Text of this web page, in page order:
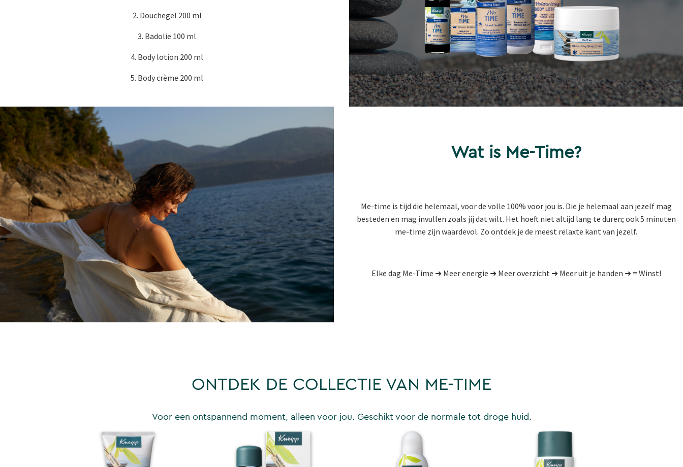
2. Douchegel 200 ml
3. Badolie 100 ml
4. Body lotion 200 ml
5. Body crème 200 ml
Wat is Me-Time?
Me-time is tijd die helemaal, voor de volle 100% voor jou is. Die je helemaal aan jezelf mag
besteden en mag invullen zoals jij dat wilt. Het hoeft niet altijd lang te duren; ook 5 minuten
me-time zijn waardevol. Zo ontdek je de meest relaxte kant van jezelf.
Elke dag Me-Time ➜ Meer energie ➜ Meer overzicht ➜ Meer uit je handen ➜ = Winst!
ONTDEK DE COLLECTIE VAN ME-TIME
Voor een ontspannend moment, alleen voor jou. Geschikt voor de normale tot droge huid.